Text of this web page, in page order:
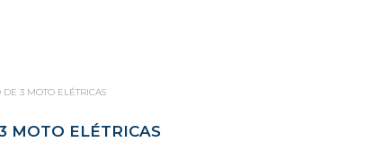
3 MOTO ELÉTRICAS
MOTO ELÉTRICAS